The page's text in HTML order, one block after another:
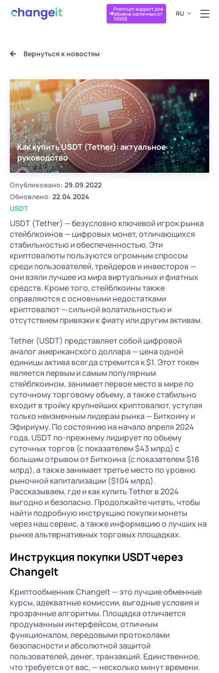
Premium support для
обмена наличных от
1000$
RU
Вернуться к новостям
Как купить USDT (Tether): актуальное
руководство
Опубликовано: 29.09.2022
Обновлено: 22.04.2024
USDT
USDT (Tether) — безусловно ключевой игрок рынка
стейблкоинов — цифровых монет, отличающихся
стабильностью и обеспеченностью. Эти
криптовалюты пользуются огромным спросом
среди пользователей, трейдеров и инвесторов —
они взяли лучшее из мира виртуальных и фиатных
средств. Кроме того, стейблкоины также
справляются с основными недостатками
криптовалют — сильной волатильностью и
отсутствием привязки к фиату или другим активам.
Tether (USDT) представляет собой цифровой
аналог американского доллара — цена одной
единицы актива всегда стремится к $1. Этот токен
является первым и самым популярным
стейблкоином, занимает первое место в мире по
суточному торговому объему, а также стабильно
входит в тройку крупнейших криптовалют, уступая
только неизменным лидерам рынка — Биткоину и
Эфириуму. По состоянию на начало апреля 2024
года, USDT по-прежнему лидирует по объему
суточных торгов (с показателем $43 млрд) с
большим отрывом от Биткоина (с показателем $18
млрд), а также занимает третье место по уровню
рыночной капитализации ($104 млрд).
Рассказываем, где и как купить Tether в 2024
выгодно и безопасно. Продолжайте читать, чтобы
найти подробную инструкцию покупки монеты
через наш сервис, а также информацию о лучших на
рынке альтернативных торговых площадках.
Инструкция покупки USDT через
ChangeIt
Криптообменник ChangeIt — это лучшие обменные
курсы, адекватные комиссии, выгодные условия и
прозрачные алгоритмы. Площадка отличается
продуманным интерфейсом, отличным
функционалом, передовыми протоколами
безопасности и абсолютной защитой
пользователей, денег, транзакций. Единственное,
что требуется от вас, — несколько минут времени.